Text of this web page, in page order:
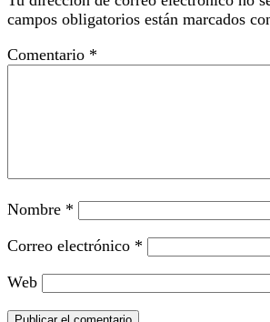
campos obligatorios están marcados
Comentario *
Nombre *
Correo electrónico *
Web